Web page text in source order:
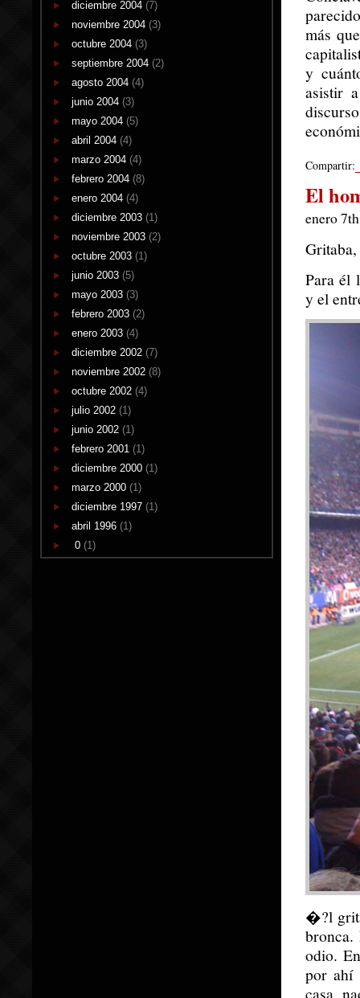
diciembre 2004 (7)
noviembre 2004 (3)
octubre 2004 (3)
septiembre 2004 (2)
agosto 2004 (4)
junio 2004 (3)
mayo 2004 (5)
abril 2004 (4)
marzo 2004 (4)
febrero 2004 (8)
enero 2004 (4)
diciembre 2003 (1)
noviembre 2003 (2)
octubre 2003 (1)
junio 2003 (5)
mayo 2003 (3)
febrero 2003 (2)
enero 2003 (4)
diciembre 2002 (7)
noviembre 2002 (8)
octubre 2002 (4)
julio 2002 (1)
junio 2002 (1)
febrero 2001 (1)
diciembre 2000 (1)
marzo 2000 (1)
diciembre 1997 (1)
abril 1996 (1)
0 (1)
más
y
asistir
Compartir:
El
enero
Para él
y el
�?l
odio.
por ahí
casa